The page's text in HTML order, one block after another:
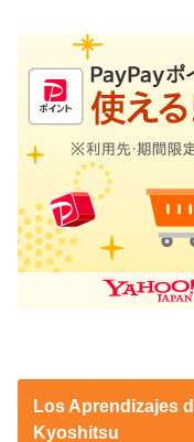
Los Aprendizajes
Kyoshitsu